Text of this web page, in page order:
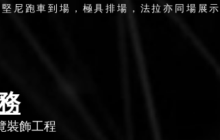
堅尼跑車到場，極具排場，法拉亦同場展
裝飾工程